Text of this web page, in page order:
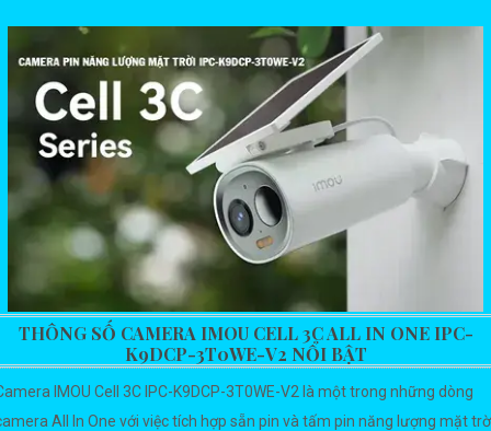
THÔNG SỐ CAMERA IMOU CELL 3C ALL IN ONE IPC-
K9DCP-3T0WE-V2 NỔI BẬT
IMOU Cell 3C IPC-K9DCP-3T0WE-V2 là một trong những dòng
All In One với việc tích hợp sẵn pin và tấm pin năng lượng mặt